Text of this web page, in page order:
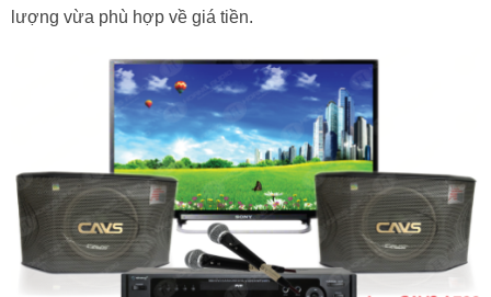
lượng vừa phù hợp về giá tiền.